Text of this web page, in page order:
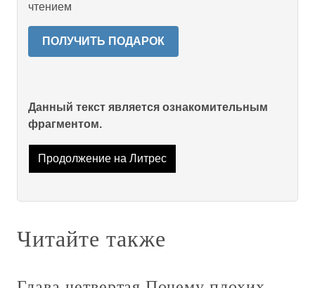
чтением
ПОЛУЧИТЬ ПОДАРОК
Данный текст является ознакомительным
фрагментом.
Продолжение на Литрес
Читайте также